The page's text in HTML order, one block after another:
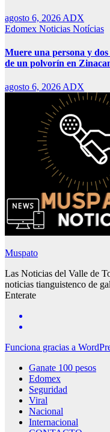
agosto 6, 2026 ADX
Edomex Noticias Notícias
Muere una persona y
de un polvorín en
agosto 6, 2026 ADX
Muspato
Las Noticias del Valle de
noticias tianguistenco de
Enterate
Funciona gracias a
Ganate 100 pesos
Edomex
Seguridad
Viral
Nacional
Internacional